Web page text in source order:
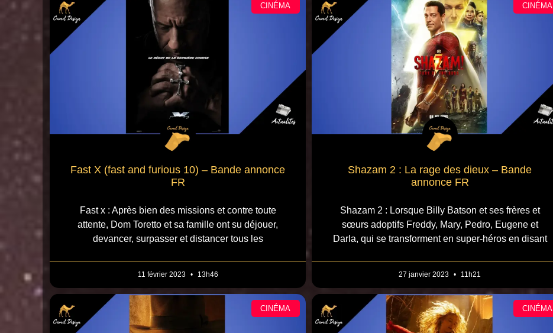
CINÉMA
Fast X (fast and furious 10) – Bande annonce
FR
Fast x : Après bien des missions et contre toute
attente, Dom Toretto et sa famille ont su déjouer,
devancer, surpasser et distancer tous les
11 février 2023 13h46
CINÉMA
Shazam 2 : La rage des dieux – Bande
annonce FR
Shazam 2 : Lorsque Billy Batson et ses frères et
sœurs adoptifs Freddy, Mary, Pedro, Eugene et
Darla, qui se transforment en super-héros en disant
27 janvier 2023 11h21
CINÉMA CINÉMA